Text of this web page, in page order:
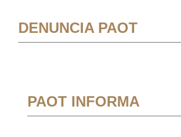
DENUNCIA PAOT
PAOT INFORMA